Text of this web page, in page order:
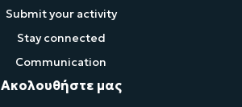
Submit your activity
Stay connected
Communication
Ακολουθήστε μας